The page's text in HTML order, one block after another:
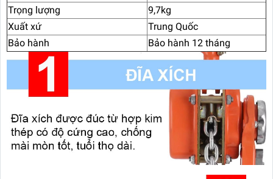
Trọng lượng
9,7kg
Xuất xứ
Trung Quốc
Bảo hành
Bảo hành 12 tháng